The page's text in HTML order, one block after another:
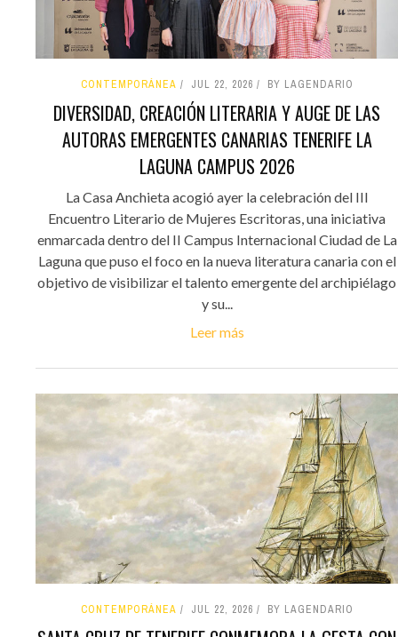
CONTEMPORÁNEA JUL 22, 2026 BY LAGENDARIO
DIVERSIDAD, CREACIÓN LITERARIA Y AUGE DE LAS
AUTORAS EMERGENTES CANARIAS TENERIFE LA
LAGUNA CAMPUS 2026
La Casa Anchieta acogió ayer la celebración del III
Encuentro Literario de Mujeres Escritoras, una iniciativa
enmarcada dentro del II Campus Internacional Ciudad de La
Laguna que puso el foco en la nueva literatura canaria con el
objetivo de visibilizar el talento emergente del archipiélago
y su...
Leer más
CONTEMPORÁNEA JUL 22, 2026 BY LAGENDARIO